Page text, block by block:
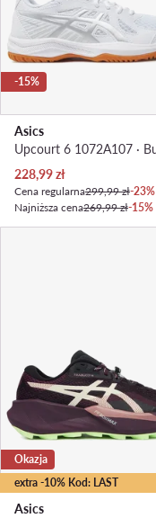
-15%
Asics
Aktualna cena
228,99zł
Cena regularna299,99 zł-23%
Najniższa cena269,99 zł-15%
extra -10% Kod: LAST
Okazja
Asics